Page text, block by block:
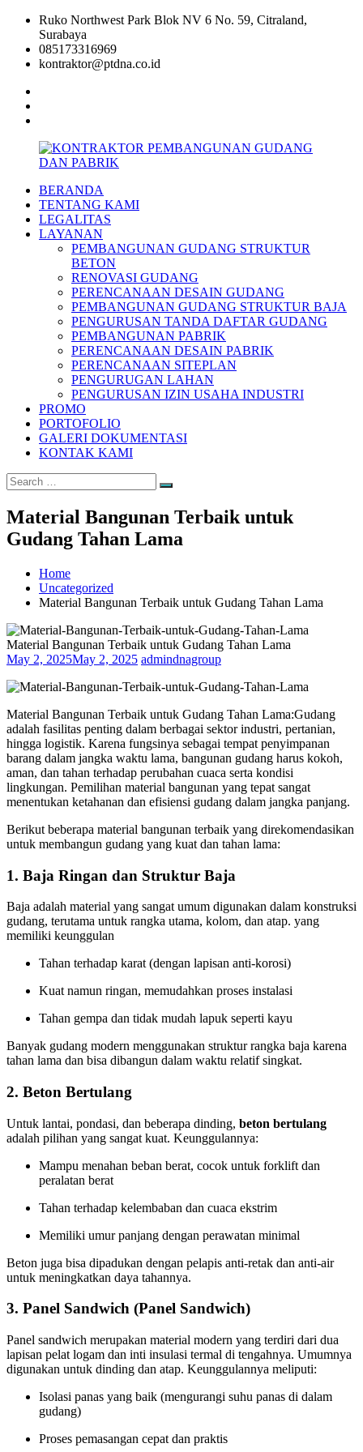
Skip
content
Ruko Northwest Park Blok NV 6 No. 59, Citraland,
Surabaya
085173316969
kontraktor@ptdna.co.id
KONTRAKTOR
PEMBANGUNAN
GUDANG
BERANDA
TENTANG KAMI
LEGALITAS
LAYANAN
PEMBANGUNAN GUDANG STRUKTUR
BETON
RENOVASI GUDANG
PERENCANAAN DESAIN GUDANG
PEMBANGUNAN GUDANG STRUKTUR BAJA
PENGURUSAN TANDA DAFTAR GUDANG
PEMBANGUNAN PABRIK
PERENCANAAN DESAIN PABRIK
PERENCANAAN SITEPLAN
PENGURUGAN LAHAN
PENGURUSAN IZIN USAHA INDUSTRI
PROMO
PORTOFOLIO
GALERI DOKUMENTASI
KONTAK KAMI
Search
for:
Search
Material Bangunan Terbaik untuk
Gudang Tahan Lama
Home
Uncategorized
Material Bangunan Terbaik untuk Gudang Tahan Lama
Material Bangunan Terbaik untuk Gudang Tahan Lama
May 2, 2025May 2, 2025 admindnagroup
Material Bangunan Terbaik untuk Gudang Tahan Lama:Gudang
adalah fasilitas penting dalam berbagai sektor industri, pertanian,
hingga logistik. Karena fungsinya sebagai tempat penyimpanan
barang dalam jangka waktu lama, bangunan gudang harus kokoh,
aman, dan tahan terhadap perubahan cuaca serta kondisi
lingkungan. Pemilihan material bangunan yang tepat sangat
menentukan ketahanan dan efisiensi gudang dalam jangka panjang.
Berikut beberapa material bangunan terbaik yang direkomendasikan
untuk membangun gudang yang kuat dan tahan lama:
1. Baja Ringan dan Struktur Baja
Baja adalah material yang sangat umum digunakan dalam konstruksi
gudang, terutama untuk rangka utama, kolom, dan atap. yang
memiliki keunggulan
Tahan terhadap karat (dengan lapisan anti-korosi)
Kuat namun ringan, memudahkan proses instalasi
Tahan gempa dan tidak mudah lapuk seperti kayu
Banyak gudang modern menggunakan struktur rangka baja karena
tahan lama dan bisa dibangun dalam waktu relatif singkat.
2. Beton Bertulang
Untuk lantai, pondasi, dan beberapa dinding, beton bertulang
adalah pilihan yang sangat kuat. Keunggulannya:
Mampu menahan beban berat, cocok untuk forklift dan
peralatan berat
Tahan terhadap kelembaban dan cuaca ekstrim
Memiliki umur panjang dengan perawatan minimal
Beton juga bisa dipadukan dengan pelapis anti-retak dan anti-air
untuk meningkatkan daya tahannya.
3. Panel Sandwich (Panel Sandwich)
Panel sandwich merupakan material modern yang terdiri dari dua
lapisan pelat logam dan inti insulasi termal di tengahnya. Umumnya
digunakan untuk dinding dan atap. Keunggulannya meliputi:
Isolasi panas yang baik (mengurangi suhu panas di dalam
gudang)
Proses pemasangan cepat dan praktis